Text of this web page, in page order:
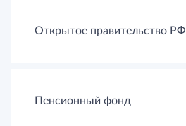
Открытое правительство РФ
Пенсионный фонд